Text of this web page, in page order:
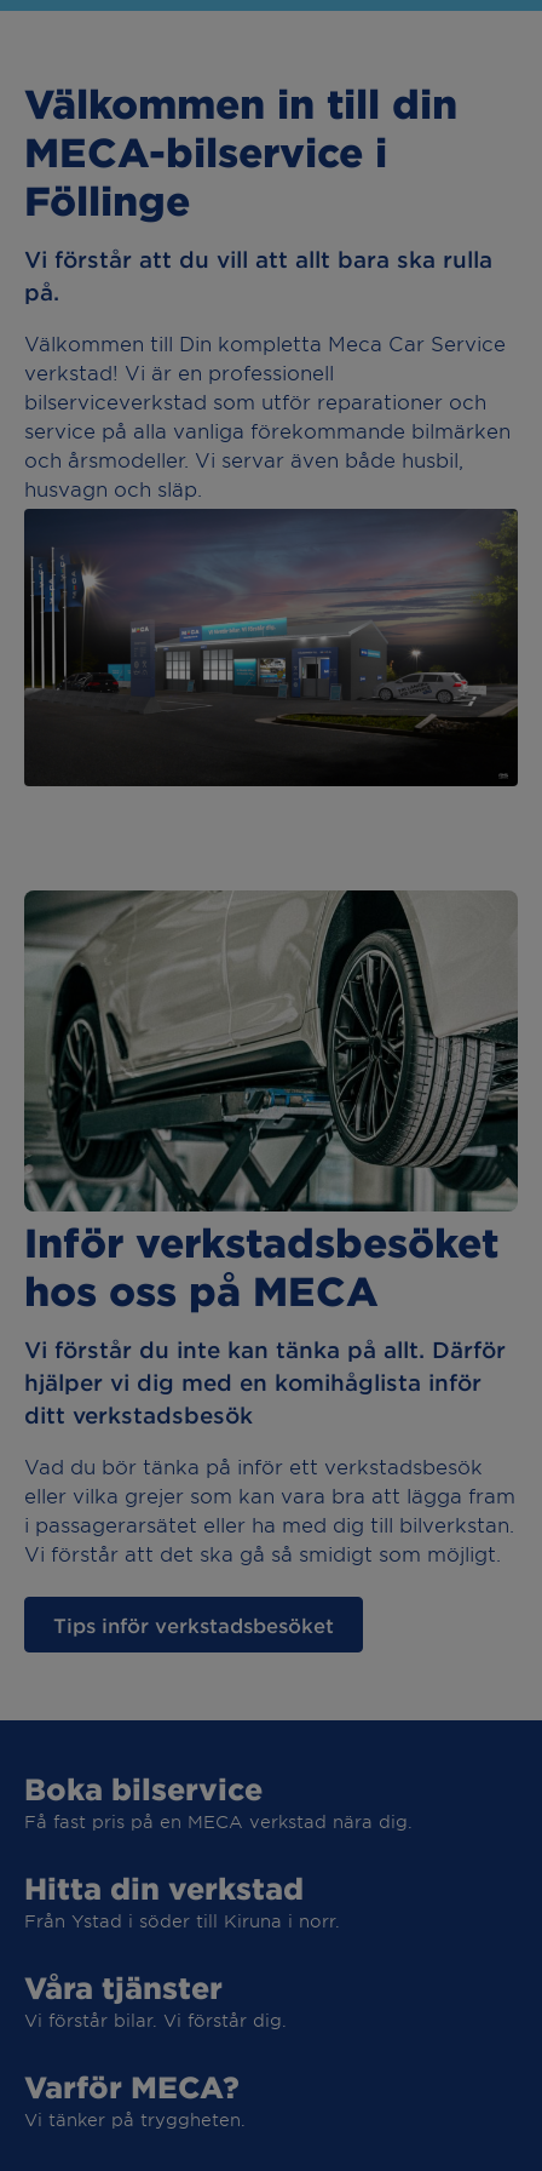
Vi tar hand om din elbil
Välkommen in till din
MECA-bilservice i
Föllinge
Vi förstår att du vill att allt bara ska rulla
på.
Välkommen till Din kompletta Meca Car Service
verkstad! Vi är en professionell
bilserviceverkstad som utför reparationer och
service på alla vanliga förekommande bilmärken
och årsmodeller. Vi servar även både husbil,
husvagn och släp.
Inför verkstadsbesöket
hos oss på MECA
Vi förstår du inte kan tänka på allt. Därför
hjälper vi dig med en komihåglista inför
ditt verkstadsbesök
Vad du bör tänka på inför ett verkstadsbesök
eller vilka grejer som kan vara bra att lägga fram
i passagerarsätet eller ha med dig till bilverkstan.
Vi förstår att det ska gå så smidigt som möjligt.
Tips inför verkstadsbesöket
Boka bilservice
Få fast pris på en MECA verkstad nära dig.
Hitta din verkstad
Från Ystad i söder till Kiruna i norr.
Våra tjänster
Vi förstår bilar. Vi förstår dig.
Varför MECA?
Vi tänker på tryggheten.